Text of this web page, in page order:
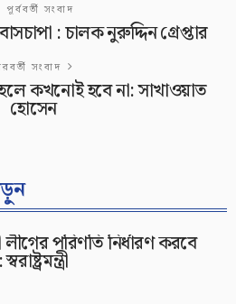
পূর্ববর্তী সংবাদ
: চালক নুরুদ্দিন গ্রেপ্তার
সংবাদ
কখনোই হবে না: সাখাওয়াত
হোসেন
পরিণতি নির্ধারণ করবে